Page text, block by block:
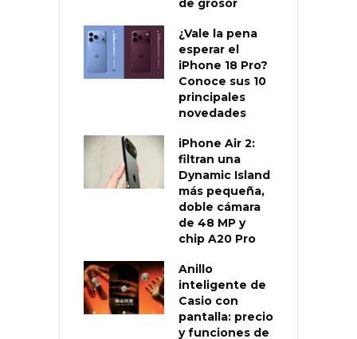
de grosor
¿Vale la pena
esperar el
iPhone 18 Pro?
Conoce sus 10
principales
novedades
iPhone Air 2:
filtran una
Dynamic Island
más pequeña,
doble cámara
de 48 MP y
chip A20 Pro
Anillo
inteligente de
Casio con
pantalla: precio
y funciones de